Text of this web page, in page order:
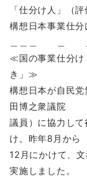
「仕分け人」（
構想日本事業仕
≪国の事業仕分け
き」≫
構想日本が自民
田博之衆議院
議員）に協力し
け。昨年8月から
12月にかけて、
実施しました。